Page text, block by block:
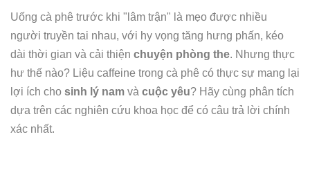
Uống cà phê trước khi "lâm trận" là mẹo được nhiều
người truyền tai nhau, với hy vọng tăng hưng phấn, kéo
dài thời gian và cải thiện chuyện phòng the. Nhưng thực
hư thế nào? Liệu caffeine trong cà phê có thực sự mang lại
lợi ích cho sinh lý nam và cuộc yêu? Hãy cùng phân tích
dựa trên các nghiên cứu khoa học để có câu trả lời chính
xác nhất.